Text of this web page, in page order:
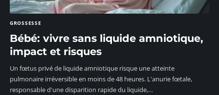
GROSSESSE
Bébé: vivre sans liquide amniotique,
impact et risques
Un fœtus privé de liquide amniotique risque une atteinte
pulmonaire irréversible en moins de 48 heures. L'anurie fœtale,
responsable d'une disparition rapide du liquide,…